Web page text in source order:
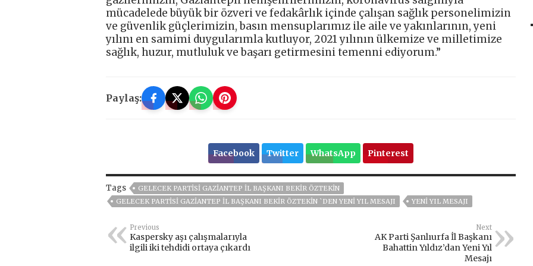
mücadelede büyük bir özveri ve fedakârlık içinde çalışan sağlık personelimizin
ve güvenlik güçlerimizin, basın mensuplarımız ile aile ve yakınlarının, yeni
yılını en samimi duygularımla kutluyor, 2021 yılının ülkemize ve milletimize
sağlık, huzur, mutluluk ve başarı getirmesini temenni ediyorum.”
Paylaş:
Facebook Twitter WhatsApp Pinterest
Tags
GELECEK PARTISI GAZIANTEP İL BAŞKANI BEKIR ÖZTEKIN
GELECEK PARTISI GAZIANTEP İL BAŞKANI BEKIR ÖZTEKIN `DEN YENI YIL MESAJI
YENI YIL MESAJI
Previous
Kaspersky aşı çalışmalarıyla
ilgili iki tehdidi ortaya çıkardı
Next
AK Parti Şanlıurfa İl Başkanı
Bahattin Yıldız’dan Yeni Yıl
Mesajı